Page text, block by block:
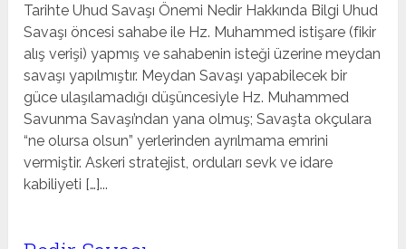
Tarihte Uhud Savaşı Önemi Nedir Hakkında Bilgi Uhud
Savaşı öncesi sahabe ile Hz. Muhammed istişare (fikir
alış verişi) yapmış ve sahabenin isteği üzerine meydan
savaşı yapılmıştır. Meydan Savaşı yapabilecek bir
güce ulaşılamadığı düşüncesiyle Hz. Muhammed
Savunma Savaşı’ndan yana olmuş; Savaşta okçulara
“ne olursa olsun” yerlerinden ayrılmama emrini
vermiştir. Askeri stratejist, orduları sevk ve idare
kabiliyeti […]...